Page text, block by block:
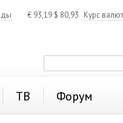
€ 93,19 $ 80,93 Курс валют
ТВ Форум